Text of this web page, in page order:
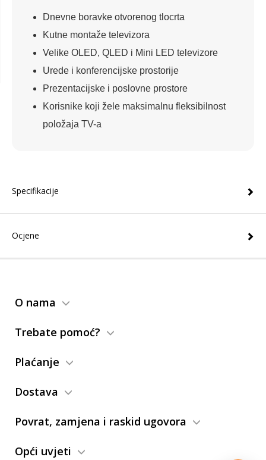
Dnevne boravke otvorenog tlocrta
Kutne montaže televizora
Velike OLED, QLED i Mini LED televizore
Urede i konferencijske prostorije
Prezentacijske i poslovne prostore
Korisnike koji žele maksimalnu fleksibilnost
položaja TV-a
Specifikacije
Ocjene
O nama
Trebate pomoć?
Plaćanje
Dostava
Povrat, zamjena i raskid ugovora
Opći uvjeti